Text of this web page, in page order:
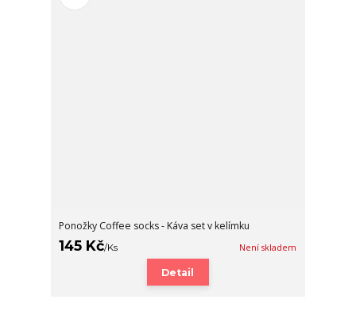
Ponožky Coffee socks - Káva set v kelímku
145 Kč/Ks Není skladem
Detail